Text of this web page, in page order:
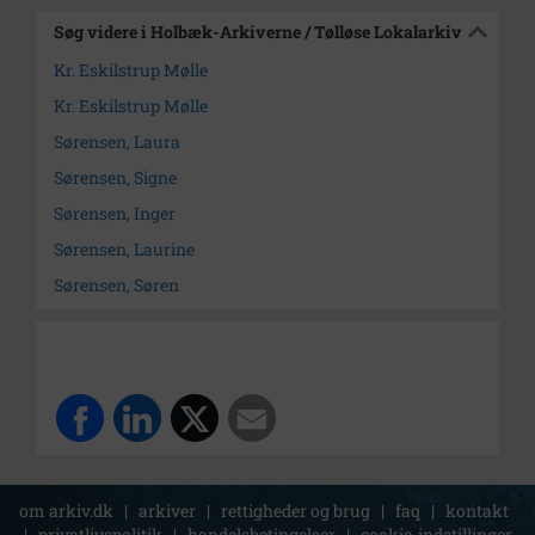
Søg videre i Holbæk-Arkiverne / Tølløse Lokalarkiv
Kr. Eskilstrup Mølle
Kr. Eskilstrup Mølle
Sørensen, Laura
Sørensen, Signe
Sørensen, Inger
Sørensen, Laurine
Sørensen, Søren
om arkiv.dk | arkiver | rettigheder og brug | faq | kontakt